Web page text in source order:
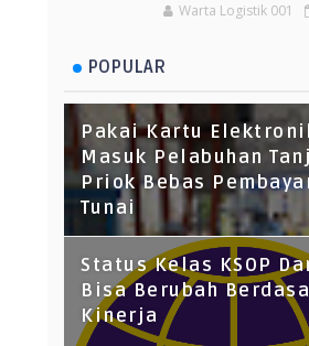
Warta Logistik 001
POPULAR
Pakai Kartu
Masuk Pelabuhan
Priok Bebas
Tunai
Status Kelas KSOP
Bisa Berubah
Kinerja